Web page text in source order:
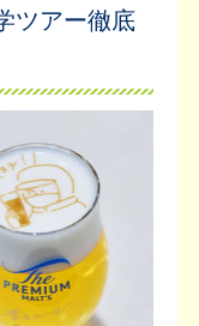
ツアー徹底